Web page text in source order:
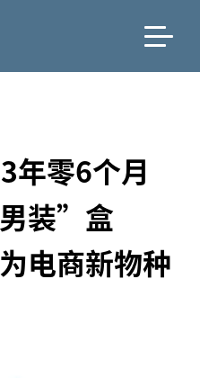
年零6个月
装”盒
电商新物种